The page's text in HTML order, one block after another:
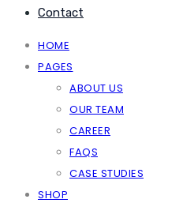
Contact
HOME
PAGES
ABOUT US
OUR TEAM
CAREER
FAQS
CASE STUDIES
SHOP